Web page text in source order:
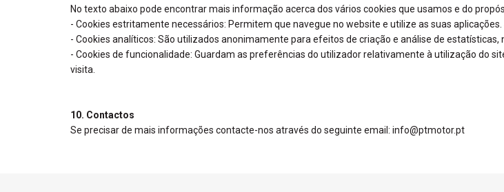
No texto abaixo pode encontrar mais informação acerca dos vários cookies que usamos e do
- Cookies estritamente necessários: Permitem que navegue no website e utilize as suas
- Cookies analíticos: São utilizados anonimamente para efeitos de criação e análise de
- Cookies de funcionalidade: Guardam as preferências do utilizador relativamente à utilização do
visita.
10. Contactos
Se precisar de mais informações contacte-nos através do seguinte email: info@ptmotor.pt